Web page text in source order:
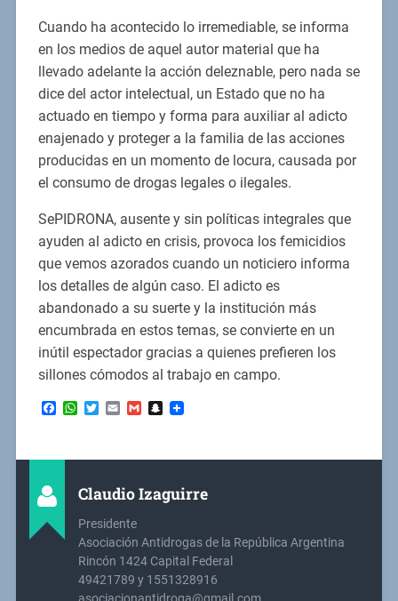
Cuando ha acontecido lo irremediable, se informa
en los medios de aquel autor material que ha
llevado adelante la acción deleznable, pero nada se
dice del actor intelectual, un Estado que no ha
actuado en tiempo y forma para auxiliar al adicto
enajenado y proteger a la familia de las acciones
producidas en un momento de locura, causada por
el consumo de drogas legales o ilegales.
SePIDRONA, ausente y sin políticas integrales que
ayuden al adicto en crisis, provoca los femicidios
que vemos azorados cuando un noticiero informa
los detalles de algún caso. El adicto es
abandonado a su suerte y la institución más
encumbrada en estos temas, se convierte en un
inútil espectador gracias a quienes prefieren los
sillones cómodos al trabajo en campo.
Facebook
WhatsApp
Twitter
EmailGmailSnapchat
Claudio Izaguirre
Presidente
Asociación Antidrogas de la República Argentina
Rincón 1424 Capital Federal
49421789 y 1551328916